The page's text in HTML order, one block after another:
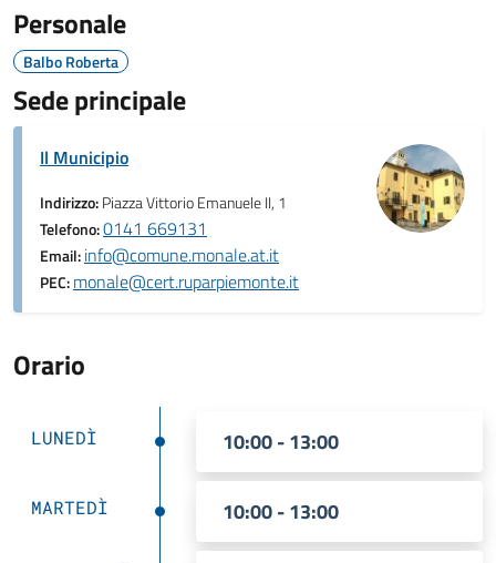
Personale
Balbo Roberta
Sede principale
Il Municipio
Indirizzo:Piazza Vittorio Emanuele II, 1
Telefono:0141 669131
Email:info@comune.monale.at.it
PEC:monale@cert.ruparpiemonte.it
Orario
LUNEDÌ 10:00 - 13:00
MARTEDÌ 10:00 - 13:00